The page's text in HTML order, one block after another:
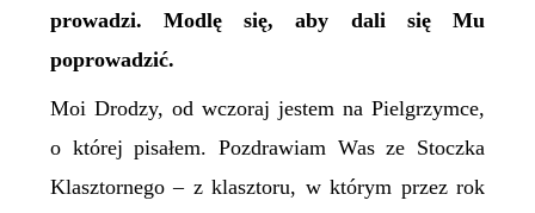
prowadzi. Modlę się, aby dali się Mu
poprowadzić.
Moi Drodzy, od wczoraj jestem na Pielgrzymce,
o której pisałem. Pozdrawiam Was ze Stoczka
Klasztornego – z klasztoru, w którym przez rok